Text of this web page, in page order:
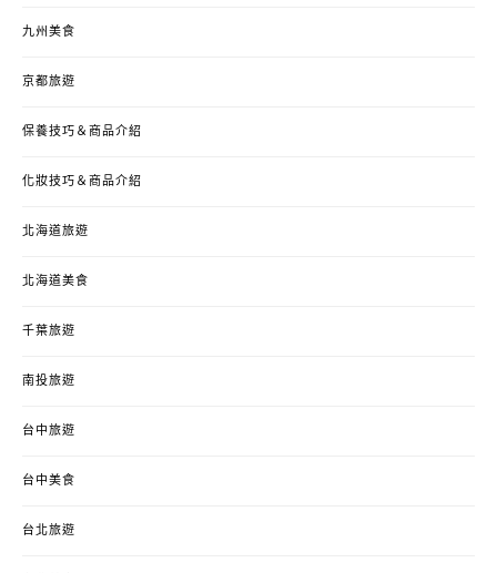
九州美食
京都旅遊
保養技巧＆商品介紹
化妝技巧＆商品介紹
北海道旅遊
北海道美食
千葉旅遊
南投旅遊
台中旅遊
台中美食
台北旅遊